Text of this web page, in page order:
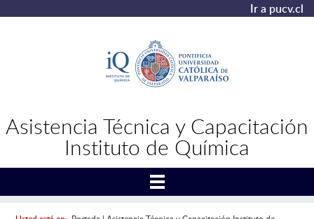
Ir a pucv.cl
Asistencia Técnica y Capacitación
Instituto de Química